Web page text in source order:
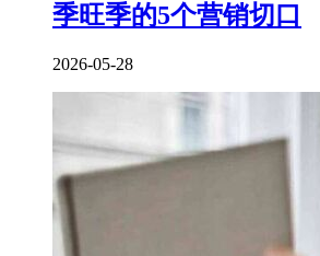
季旺季的5个营销切口
2026-05-28